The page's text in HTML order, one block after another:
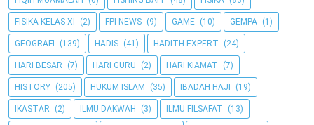
FISIKA KELAS XI (2) FPI NEWS (9) GAME (10) GEMPA (1)
GEOGRAFI (139) HADIS (41) HADITH EXPERT (24)
HARI BESAR (7) HARI GURU (2) HARI KIAMAT (7)
HISTORY (205) HUKUM ISLAM (35) IBADAH HAJI (19)
IKASTAR (2) ILMU DAKWAH (3) ILMU FILSAFAT (13)